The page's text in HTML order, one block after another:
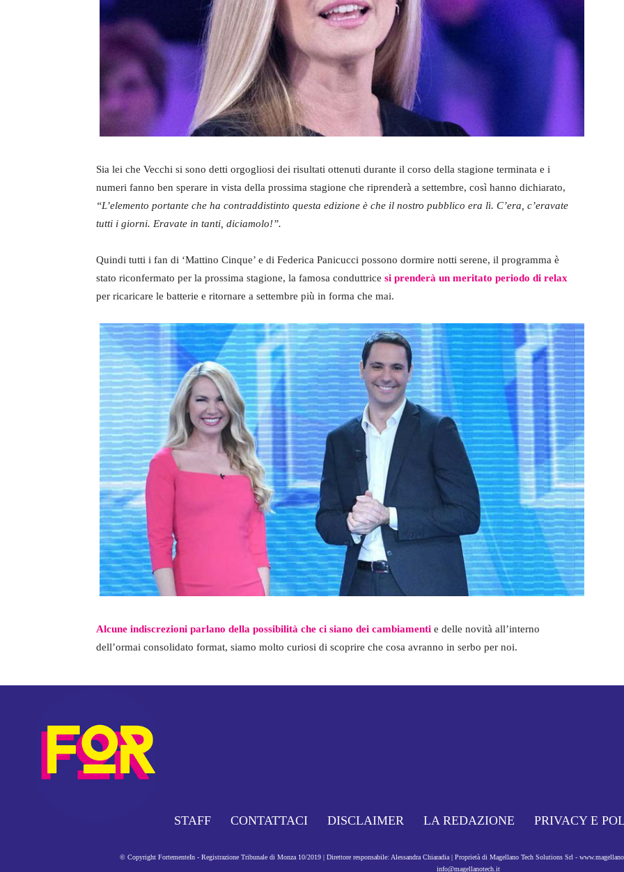
Sia lei che Vecchi si sono detti orgogliosi dei risultati ottenuti durante il corso della stagione terminata e i
numeri fanno ben sperare in vista della prossima stagione che riprenderà a settembre, così hanno dichiarato,
“L’elemento portante che ha contraddistinto questa edizione è che il nostro pubblico era lì. C’era, c’eravate
tutti i giorni. Eravate in tanti, diciamolo!”.
Quindi tutti i fan di ‘Mattino Cinque’ e di Federica Panicucci possono dormire notti serene, il programma è
stato riconfermato per la prossima stagione, la famosa conduttrice si prenderà un meritato periodo di relax
per ricaricare le batterie e ritornare a settembre più in forma che mai.
Alcune indiscrezioni parlano della possibilità che ci siano dei cambiamenti e delle novità all’interno
dell’ormai consolidato format, siamo molto curiosi di scoprire che cosa avranno in serbo per noi.
STAFF CONTATTACI DISCLAIMER LA REDAZIONE PRIVACY E
© Copyright FortementeIn - Registrazione Tribunale di Monza 10/2019 | Direttore responsabile: Alessandra Chiaradia | Proprietà di Magellano Tech Solutions Srl -
info@magellanotech.it